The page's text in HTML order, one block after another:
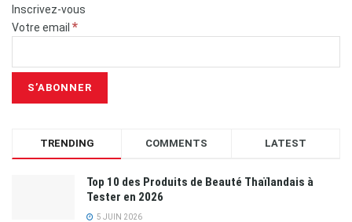
Inscrivez-vous
Votre email *
TRENDING COMMENTS LATEST
Top 10 des Produits de Beauté Thaïlandais à
Tester en 2026
5 JUIN 2026